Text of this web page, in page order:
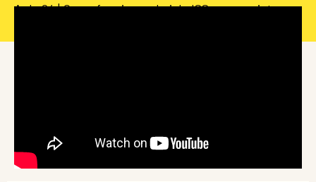
Aula 04 | Como funciona a Lei do ISS para projetos